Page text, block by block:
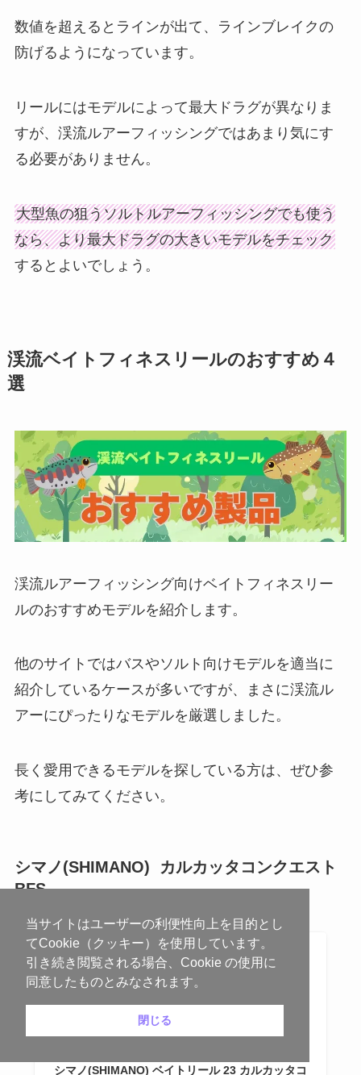
数値を超えるとラインが出て、ラインブレイクの
防げるようになっています。
リールにはモデルによって最大ドラグが異なりま
すが、渓流ルアーフィッシングではあまり気にす
る必要がありません。
大型魚の狙うソルトルアーフィッシングでも使う
なら、より最大ドラグの大きいモデルをチェック
するとよいでしょう。
渓流ベイトフィネスリールのおすすめ４
選
渓流ルアーフィッシング向けベイトフィネスリー
ルのおすすめモデルを紹介します。
他のサイトではバスやソルト向けモデルを適当に
紹介しているケースが多いですが、まさに渓流ル
アーにぴったりなモデルを厳選しました。
長く愛用できるモデルを探している方は、ぜひ参
考にしてみてください。
シマノ(SHIMANO) カルカッタコンクエスト
BFS
シマノ(SHIMANO) ベイトリール 23 カルカッタコ
当サイトはユーザーの利便性向上を目的とし
てCookie（クッキー）を使用しています。
引き続き閲覧される場合、Cookie の使用に
同意したものとみなされます。
閉じる